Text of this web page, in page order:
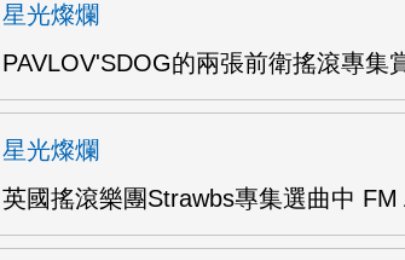
星光燦爛
PAVLOV'SDOG的兩張前衛搖滾專集
星光燦爛
英國搖滾樂團Strawbs專集選曲中 FM